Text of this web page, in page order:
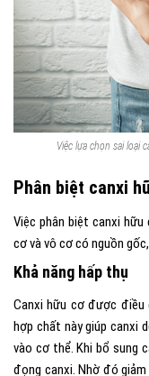
Việc lựa chọn sai loại
Phân biệt canxi
Việc phân biệt canxi
cơ và vô cơ có nguồn
Khả năng hấp thụ
Canxi hữu cơ được điều
hợp chất này giúp canxi
vào cơ thể. Khi bổ sung
đọng canxi. Nhờ đó